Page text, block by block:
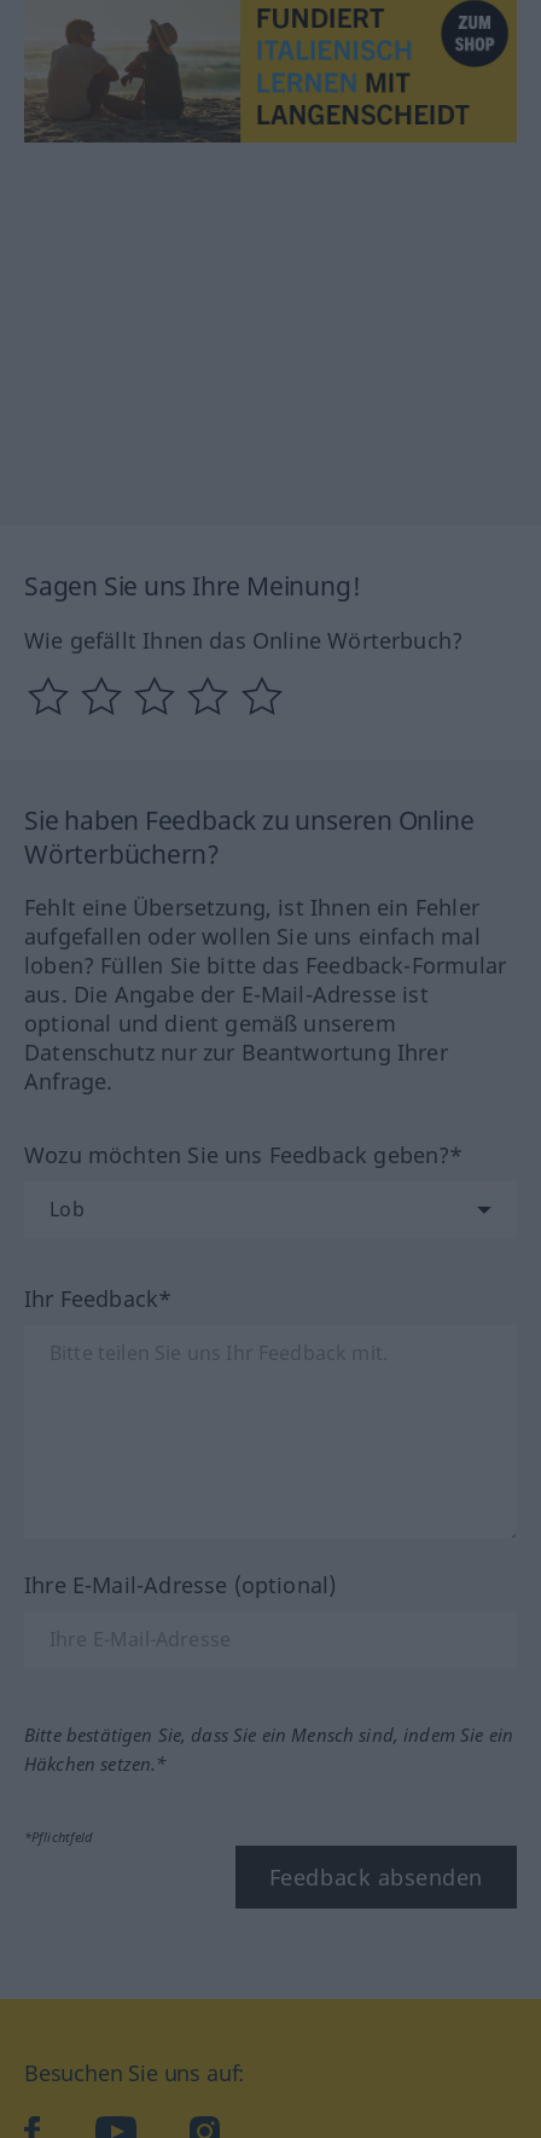
Sagen Sie uns Ihre Meinung!
Wie gefällt Ihnen das Online Wörterbuch?
Sie haben Feedback zu unseren Online
Wörterbüchern?
Fehlt eine Übersetzung, ist Ihnen ein Fehler
aufgefallen oder wollen Sie uns einfach mal
loben? Füllen Sie bitte das Feedback-Formular
aus. Die Angabe der E-Mail-Adresse ist
optional und dient gemäß unserem
Datenschutz nur zur Beantwortung Ihrer
Anfrage.
Wozu möchten Sie uns Feedback geben?*
Ihr Feedback*
Ihre E-Mail-Adresse (optional)
Bitte bestätigen Sie, dass Sie ein Mensch sind, indem Sie ein
Häkchen setzen.*
*Pflichtfeld
Feedback absenden
Besuchen Sie uns auf:
facebookYouTube Instagram